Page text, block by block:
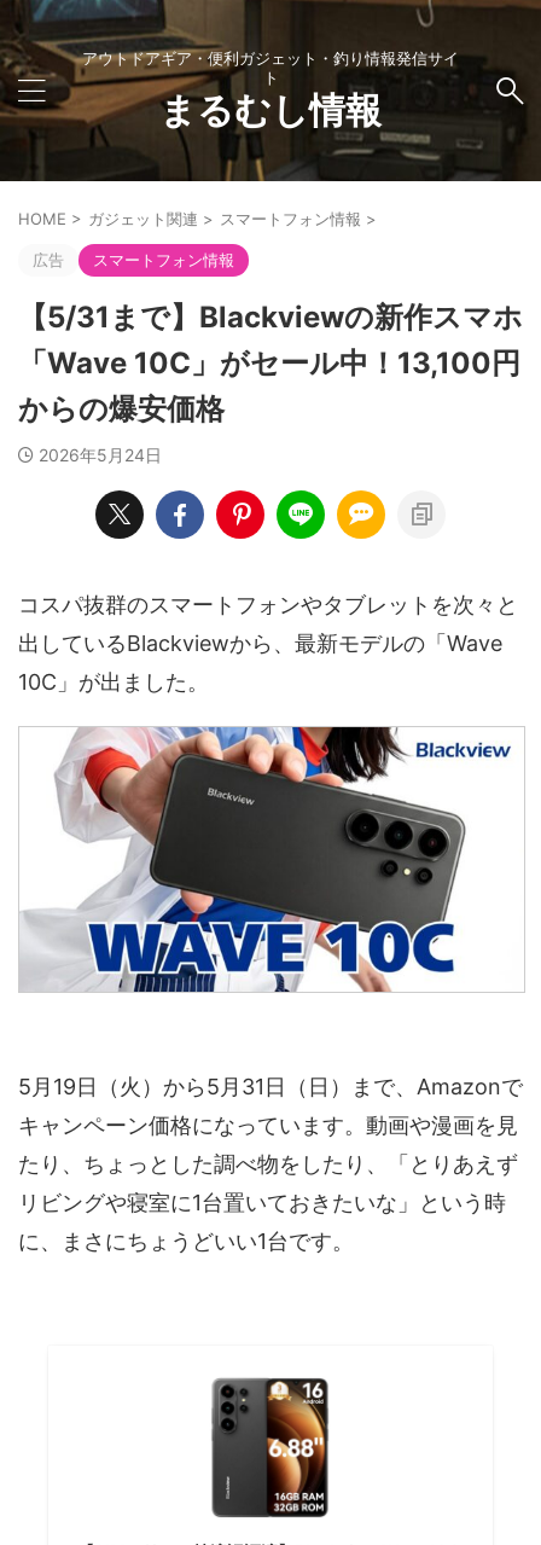
アウトドアギア・便利ガジェット・釣り情報発信サイ
ト
まるむし情報
HOME > ガジェット関連 > スマートフォン情報 >
広告 スマートフォン情報
【5/31まで】Blackviewの新作スマホ
「Wave 10C」がセール中！13,100円
からの爆安価格
2026年5月24日
コスパ抜群のスマートフォンやタブレットを次々と
出しているBlackviewから、最新モデルの「Wave
10C」が出ました。
5月19日（火）から5月31日（日）まで、Amazonで
キャンペーン価格になっています。動画や漫画を見
たり、ちょっとした調べ物をしたり、「とりあえず
リビングや寝室に1台置いておきたいな」という時
に、まさにちょうどいい1台です。